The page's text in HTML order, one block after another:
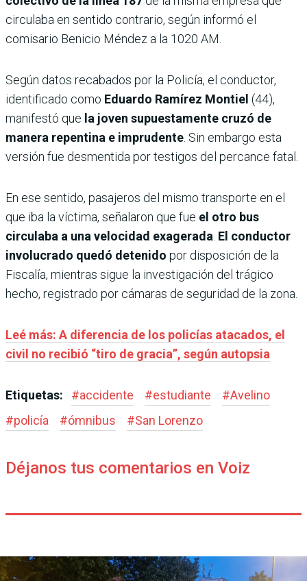
circulaba en sentido contrario, según informó el
comisario Benicio Méndez a la 1020 AM.
Según datos recabados por la Policía, el conductor,
identificado como Eduardo Ramírez Montiel (44),
manifestó que la joven supuestamente cruzó de
manera repentina e imprudente . Sin embargo esta
versión fue desmentida por testigos del percance fatal.
En ese sentido, pasajeros del mismo transporte en el
que iba la víctima, señalaron que fue el otro bus
circulaba a una velocidad exagerada El conductor
involucrado quedó detenido por disposición de la
Fiscalía, mientras sigue la investigación del trágico
hecho, registrado por cámaras de seguridad de la zona.
Leé más: A diferencia de los policías atacados, el
civil no recibió “tiro de gracia”, según autopsia
Etiquetas: #accidente #estudiante #Avelino
#policía #ómnibus #San Lorenzo
Déjanos tus comentarios en Voiz